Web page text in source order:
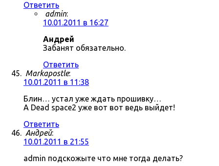
Ответить
admin:
10.01.2011 в 16:27
Андрей
Забанят обязательно.
Ответить
Markapostle:
10.01.2011 в 11:38
Блин… устал уже ждать прошивку…
А Dead space2 уже вот вот ведь выйдет!
Ответить
Андрей:
10.01.2011 в 21:55
admin подскожыте что мне тогда делать?